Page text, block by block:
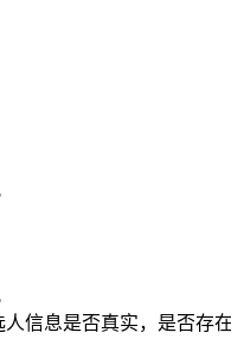
信息是否真实，是否存